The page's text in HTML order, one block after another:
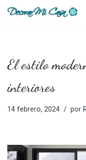
El estilo
interiores
14 febrero, 2024 por